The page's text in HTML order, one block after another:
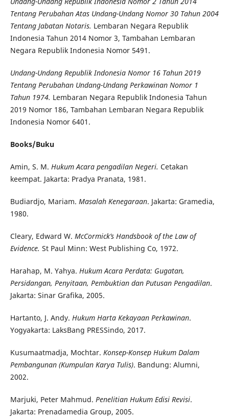
Tentang Perubahan Atas Undang-Undang Nomor 30 Tahun 2004
Tentang Jabatan Notaris. Lembaran Negara Republik
Indonesia Tahun 2014 Nomor 3, Tambahan Lembaran
Negara Republik Indonesia Nomor 5491.
Undang-Undang Republik Indonesia Nomor 16 Tahun 2019
Tentang Perubahan Undang-Undang Perkawinan Nomor 1
Tahun 1974. Lembaran Negara Republik Indonesia Tahun
2019 Nomor 186, Tambahan Lembaran Negara Republik
Indonesia Nomor 6401.
Books/Buku
Amin, S. M. Hukum Acara pengadilan Negeri. Cetakan
keempat. Jakarta: Pradya Pranata, 1981.
Budiardjo, Mariam. Masalah Kenegaraan. Jakarta: Gramedia,
1980.
Cleary, Edward W. McCormick’s Handsbook of the Law of
Evidence. St Paul Minn: West Publishing Co, 1972.
Harahap, M. Yahya. Hukum Acara Perdata: Gugatan,
Persidangan, Penyitaan, Pembuktian dan Putusan Pengadilan.
Jakarta: Sinar Grafika, 2005.
Hartanto, J. Andy. Hukum Harta Kekayaan Perkawinan.
Yogyakarta: LaksBang PRESSindo, 2017.
Kusumaatmadja, Mochtar. Konsep-Konsep Hukum Dalam
Pembangunan (Kumpulan Karya Tulis). Bandung: Alumni,
2002.
Marjuki, Peter Mahmud. Penelitian Hukum Edisi Revisi.
Jakarta: Prenadamedia Group, 2005.